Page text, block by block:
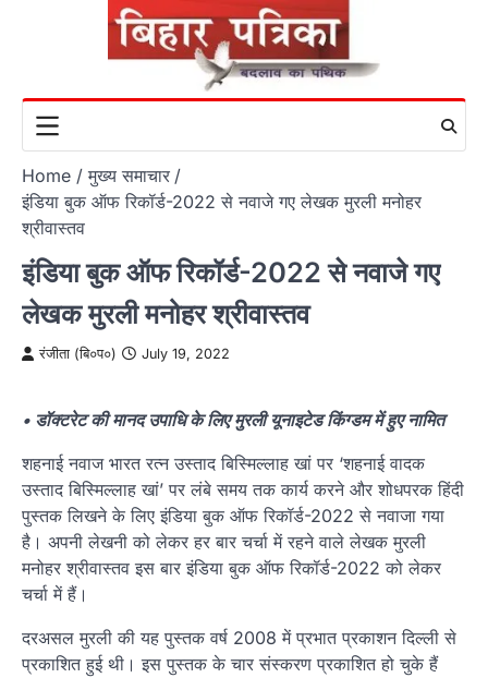
Home
मुख्य समाचार
इंडिया बुक ऑफ रिकॉर्ड-2022 से नवाजे गए लेखक मुरली मनोहर
श्रीवास्तव
इंडिया बुक ऑफ रिकॉर्ड-2022 से नवाजे गए
लेखक मुरली मनोहर श्रीवास्तव
रंजीता (बि०प०) July 19, 2022
• डॉक्टरेट की मानद उपाधि के लिए मुरली यूनाइटेड किंग्डम में हुए नामित
शहनाई नवाज भारत रत्न उस्ताद बिस्मिल्लाह खां पर ‘शहनाई वादक
उस्ताद बिस्मिल्लाह खां’ पर लंबे समय तक कार्य करने और शोधपरक हिंदी
पुस्तक लिखने के लिए इंडिया बुक ऑफ रिकॉर्ड-2022 से नवाजा गया
है। अपनी लेखनी को लेकर हर बार चर्चा में रहने वाले लेखक मुरली
मनोहर श्रीवास्तव इस बार इंडिया बुक ऑफ रिकॉर्ड-2022 को लेकर
चर्चा में हैं।
दरअसल मुरली की यह पुस्तक वर्ष 2008 में प्रभात प्रकाशन दिल्ली से
प्रकाशित हुई थी। इस पुस्तक के चार संस्करण प्रकाशित हो चुके हैं